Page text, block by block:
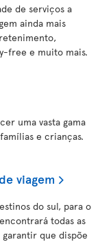
de serviços a
ainda mais
free e muito mais.
uma vasta gama
e crianças.
viagem
do sul, para o
todas as
que dispõe